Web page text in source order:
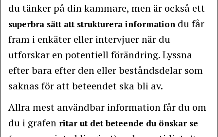
du tänker på din kammare, men är också ett
superbra sätt att strukturera information du får
fram i enkäter eller intervjuer när du
utforskar en potentiell förändring. Lyssna
efter bara efter den eller beståndsdelar som
saknas för att beteendet ska bli av.
Allra mest användbar information får du om
du i grafen ritar ut det beteende du önskar se